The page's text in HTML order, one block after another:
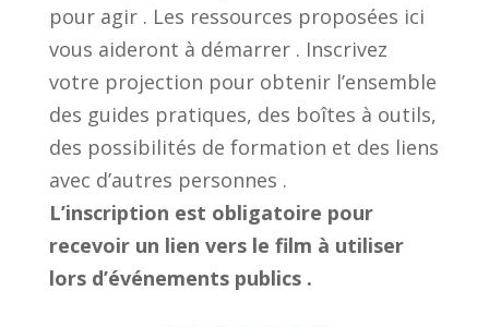
pour agir . Les ressources proposées ici
vous aideront à démarrer . Inscrivez
votre projection pour obtenir l’ensemble
des guides pratiques, des boîtes à outils,
des possibilités de formation et des liens
avec d’autres personnes .
L’inscription est obligatoire pour
recevoir un lien vers le film à utiliser
lors d’événements publics .